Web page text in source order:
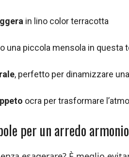
in lino color terracotta
o una piccola mensola in questa
, perfetto per dinamizzare
ocra per trasformare
per un arredo